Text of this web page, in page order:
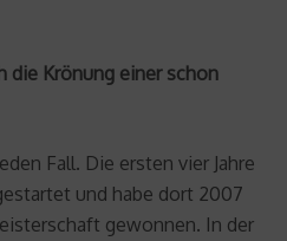
die Krönung einer schon
Fall. Die ersten vier Jahre
und habe dort 2007
gewonnen. In der